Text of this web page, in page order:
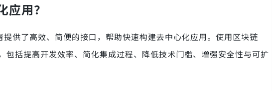
用？
供了高效、简便的接口，帮助快速构建去中心化应用。使用区块链
括提高开发效率、简化集成过程、降低技术门槛、增强安全性与可扩